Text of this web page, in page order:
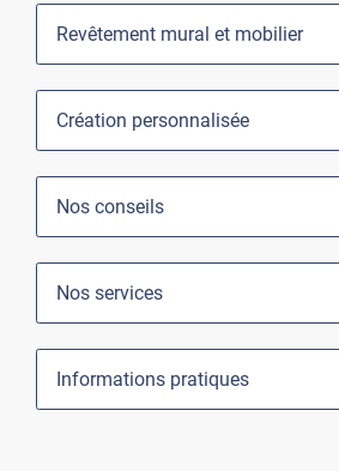
Revêtement mural et mobilier
Création personnalisée
Nos conseils
Nos services
Informations pratiques